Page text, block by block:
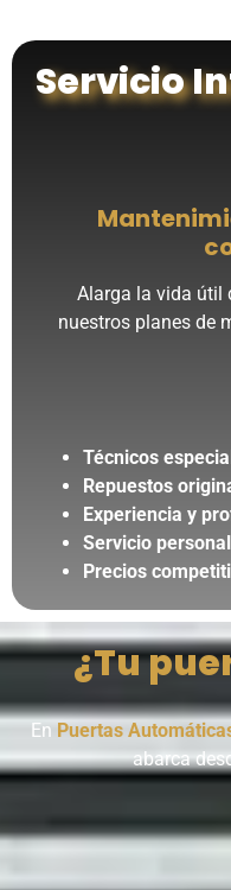
Servicio
Alarga la vida útil
nuestros planes de
Técnicos
Repuestos
Experiencia y
Servicio
Precios
¿Tu
En Puertas
abarca